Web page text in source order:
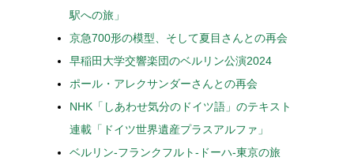
駅への旅」
京急700形の模型、そして夏目さんとの再会
早稲田大学交響楽団のベルリン公演2024
ポール・アレクサンダーさんとの再会
NHK「しあわせ気分のドイツ語」のテキスト
連載「ドイツ世界遺産プラスアルファ」
ベルリン-フランクフルト-ドーハ-東京の旅